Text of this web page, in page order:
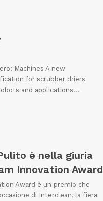
Machines A new
for scrubber driers
and applications…
è nella giuria
Innovation Award
Award è un premio che
di Interclean, la fiera